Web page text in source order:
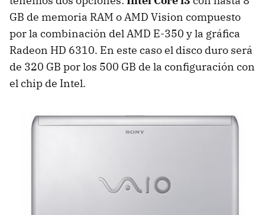
GB de memoria RAM oAMD Vision compuesto
por la combinación delAMD E-350 y la gráfica
Radeon HD 6310. En este caso el disco duro será
de 320 GB por los 500 GB de la configuración con
el chip de Intel.